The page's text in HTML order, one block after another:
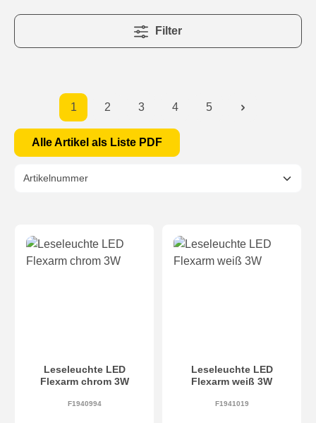
Filter
1 2 3 4 5
Alle Artikel als Liste PDF
Leseleuchte LED
Flexarm chrom 3W
F1940994
Leseleuchte LED
Flexarm weiß 3W
F1941019